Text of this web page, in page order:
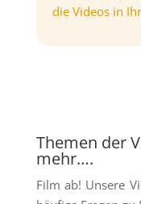
die Videos in
Themen der
mehr….
Film ab! Unsere